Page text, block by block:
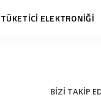
TÜKETİCİ ELEKTRONİĞİ
BİZİ TAKİP